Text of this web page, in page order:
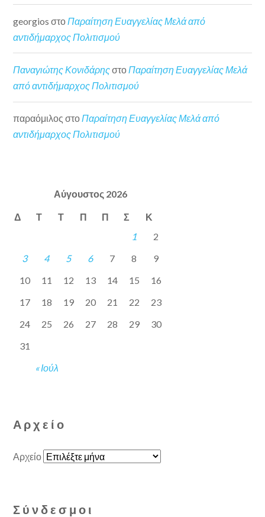
georgios στο Παραίτηση Ευαγγελίας Μελά από
αντιδήμαρχος Πολιτισμού
Παναγιώτης ΚονιδάρηςστοΠαραίτηση Ευαγγελίας Μελά
από αντιδήμαρχος Πολιτισμού
παραόμιλος στοΠαραίτηση Ευαγγελίας Μελά από
αντιδήμαρχος Πολιτισμού
Αύγουστος 2026
Δ Τ Τ Π Π Σ Κ
« Ιούλ
1
2
3
4 5 6 7 8
9
10
11 12 13 14 15
16
17
18 19 20 21 22
23
24
25 26 27 28 29
30
31
Αρχείο
Αρχείο
Σύνδεσμοι